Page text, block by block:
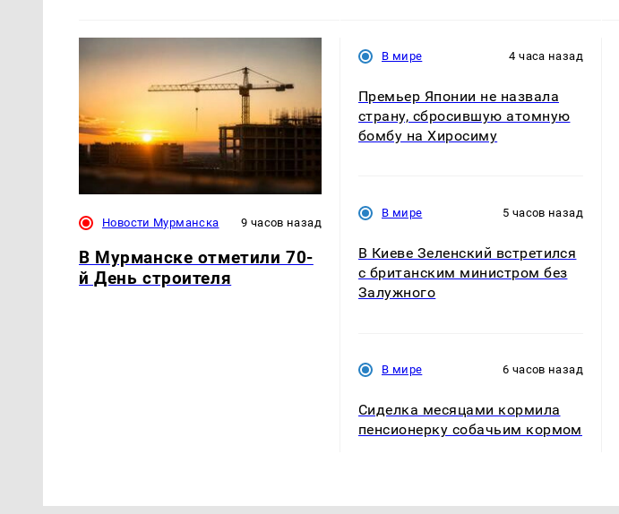
Новости Мурманска 9 часов назад
В Мурманске отметили 70-
й День строителя
В мире 4 часа назад
Премьер Японии не назвала
страну, сбросившую атомную
бомбу на Хиросиму
В мире 5 часов назад
В Киеве Зеленский встретился
с британским министром без
Залужного
В мире 6 часов назад
Сиделка месяцами кормила
пенсионерку собачьим кормом